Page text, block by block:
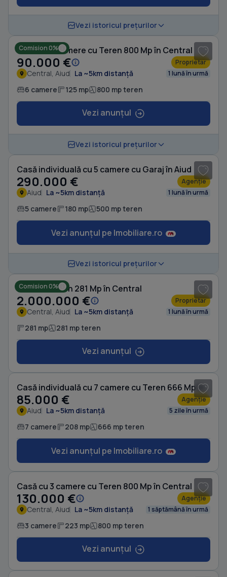
Vezi istoricul prețurilor
Comision 0%
Casă cu 6 camere cu Teren 800 Mp în Central
90.000 € Proprietar
Central, Aiud La ~5km distanță 1 lună în urmă
6 camere 125 mp 800 mp teren
Vezi anunțul
Vezi istoricul prețurilor
Casă individuală cu 5 camere cu Garaj în Aiud
290.000 € Agenție
Aiud La ~5km distanță 1 lună în urmă
5 camere 180 mp 500 mp teren
Vezi anunțul pe Imobiliare.ro
Vezi istoricul prețurilor
Comision 0%
Casă cu Teren 281 Mp în Central
2.000.000 € Proprietar
Central, Aiud La ~5km distanță 1 lună în urmă
281 mp 281 mp teren
Vezi anunțul
Casă individuală cu 7 camere cu Teren 666 Mp în Aiud
85.000 € Agenție
Aiud La ~5km distanță 5 zile în urmă
7 camere 208 mp 666 mp teren
Vezi anunțul pe Imobiliare.ro
Casă cu 3 camere cu Teren 800 Mp în Central
130.000 € Agenție
Central, Aiud La ~5km distanță 1 săptămână în urmă
3 camere 223 mp 800 mp teren
Vezi anunțul